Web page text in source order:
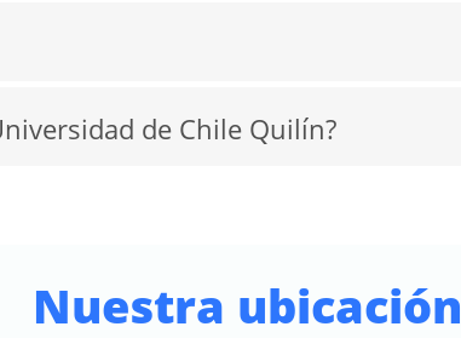
de Chile Quilín?
Nuestra ubicación